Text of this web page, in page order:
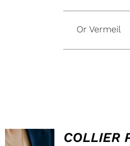
Or Vermeil
HOP,
DANS
COLLIER